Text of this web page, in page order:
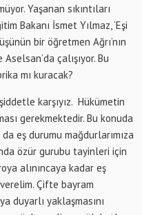
Yaşanan sıkıntıları
Bakanı İsmet Yılmaz, ‘Eşi
bir öğretmen Ağrı’nın
çalışıyor. Bu
mı kuracak?
karşıyız. Hükümetin
gerekmektedir. Bu konuda
eş durumu mağdurlarımıza
özür gurubu tayinleri için
alınıncaya kadar eş
Çifte bayram
duyarlı yaklaşmasını